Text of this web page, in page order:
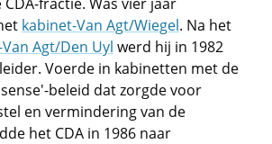
kabinet-Van Agt/Wiegel. Na het
Agt/Den Uyl werd hij in 1982
Voerde in kabinetten met de
beleid dat zorgde voor
en vermindering van de
het CDA in 1986 naar